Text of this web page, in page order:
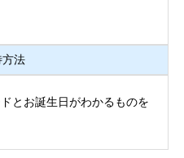
法
とお誕生日がわかるものを